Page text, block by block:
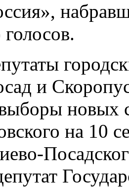
и
новых
на 10